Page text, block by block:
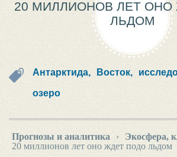
20 МИЛЛИОНОВ ЛЕТ
ЛЬДОМ
Антарктида, Восток,
озеро
Прогнозы и аналитика › Экосфера,
20 миллионов лет оно ждет подо льдом